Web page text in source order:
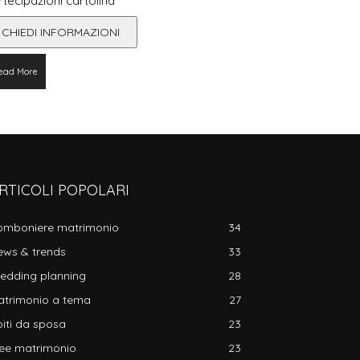
CHIEDI INFORMAZIONI
More
POPOLARI
matrimonio
34
& trends
33
planning
28
a tema
27
da sposa
23
matrimonio
23